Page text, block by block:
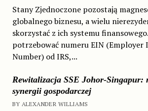
Stany Zjednoczone pozostają
globalnego biznesu, a wielu
skorzystać z ich systemu
potrzebować numeru EIN
Number) od IRS,...
Rewitalizacja SSE Johor-Singapur:
synergii gospodarczej
BY ALEXANDER WILLIAMS